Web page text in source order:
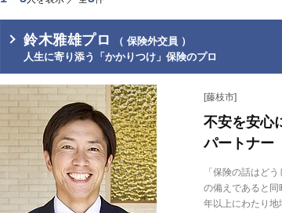
鈴木雅雄プロ
（ 保険外交員 ）
人生に寄り添う「かかりつけ」保険のプロ
[藤枝市]
不安を安心
パートナー
「保険の話はど
の備えであると
年以上にわたり地